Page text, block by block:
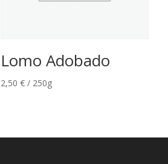
Lomo Adobado
2,50€ / 250g